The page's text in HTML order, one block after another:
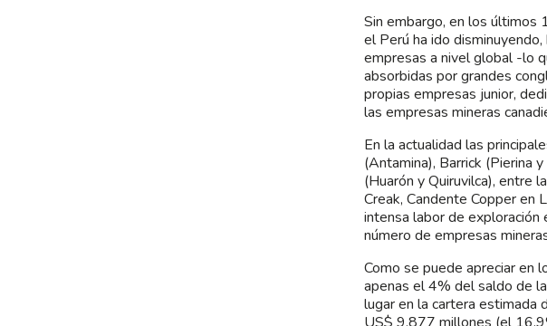
Sin embargo, en los últimos
el Perú ha ido
empresas a nivel global -lo
absorbidas por grandes
propias empresas junior,
las empresas mineras
En la actualidad las
(Antamina), Barrick (Pierina
(Huarón y Quiruvilca), entre
Creak, Candente Copper en
intensa labor de exploración
número de empresas
Como se puede apreciar en
apenas el 4% del saldo de
lugar en la cartera estimada